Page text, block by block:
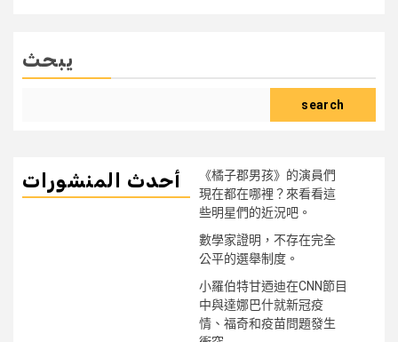
يبحث
search
أحدث المنشورات
《橘子郡男孩》的演員們
現在都在哪裡？來看看這
些明星們的近況吧。
數學家證明，不存在完全
公平的選舉制度。
小羅伯特甘迺迪在CNN節目
中與達娜巴什就新冠疫
情、福奇和疫苗問題發生